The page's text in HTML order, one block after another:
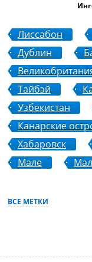
Лиссабон
Дублин
Тайбэй
Узбекистан
Канарские
Хабаровск
Мале
ВСЕ МЕТКИ